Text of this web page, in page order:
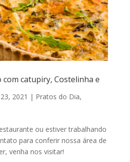
com catupiry, Costelinha e
2021 | Pratos do Dia,
ou estiver trabalhando
para conferir nossa área de
venha nos visitar!